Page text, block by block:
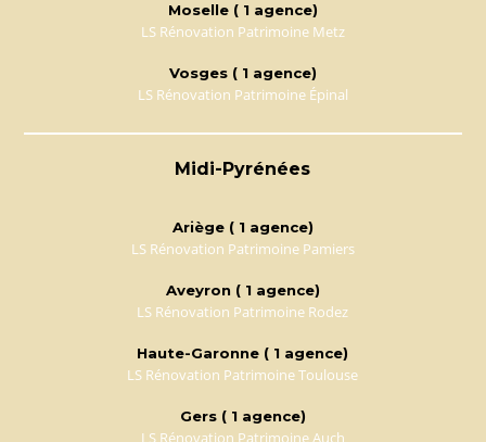
Moselle ( 1 agence)
LS Rénovation Patrimoine Metz
Vosges ( 1 agence)
LS Rénovation Patrimoine Épinal
Midi-Pyrénées
Ariège ( 1 agence)
LS Rénovation Patrimoine Pamiers
Aveyron ( 1 agence)
LS Rénovation Patrimoine Rodez
Haute-Garonne ( 1 agence)
LS Rénovation Patrimoine Toulouse
Gers ( 1 agence)
LS Rénovation Patrimoine Auch